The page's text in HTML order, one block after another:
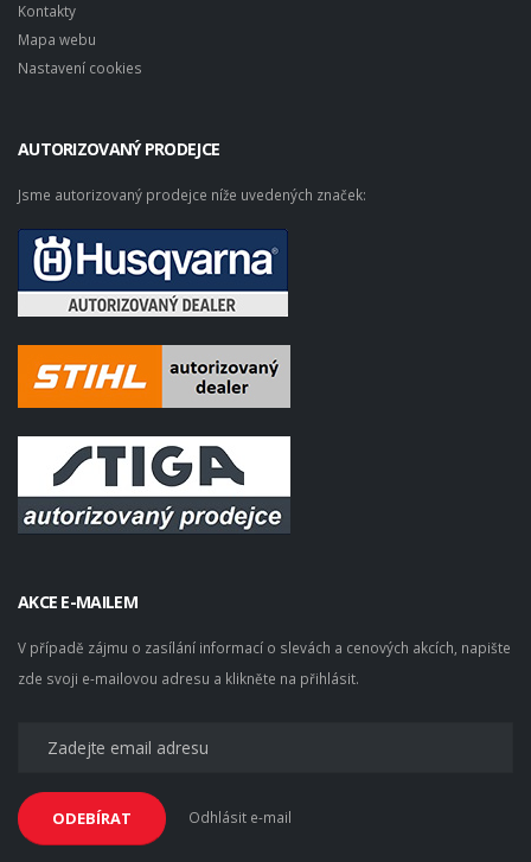
Kontakty
Mapa webu
Nastavení cookies
AUTORIZOVANÝ PRODEJCE
Jsme autorizovaný prodejce níže uvedených značek:
AKCE E-MAILEM
V případě zájmu o zasílání informací o slevách a cenových akcích, napište
zde svoji e-mailovou adresu a klikněte na přihlásit.
ODEBÍRAT Odhlásit e-mail